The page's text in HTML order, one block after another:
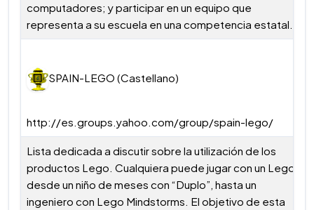
computadores; y participar en un equipo que
representa a su escuela en una competencia estatal.
SPAIN-LEGO (Castellano)
http://es.groups.yahoo.com/group/spain-lego/
Lista dedicada a discutir sobre la utilización de los
productos Lego. Cualquiera puede jugar con un Lego,
desde un niño de meses con “Duplo”, hasta un
ingeniero con Lego Mindstorms. El objetivo de esta